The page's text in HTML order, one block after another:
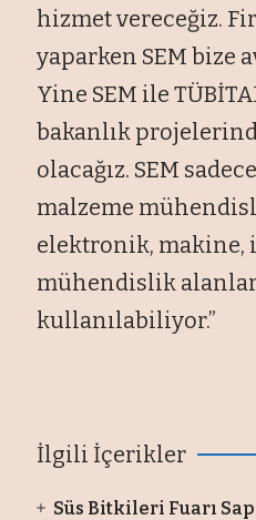
hizmet vereceğiz.
yaparken SEM bize
Yine SEM ile
bakanlık
olacağız. SEM
malzeme
elektronik, makine,
mühendislik
kullanılabiliyor.”
İlgili İçerikler
Süs Bitkileri Fuarı